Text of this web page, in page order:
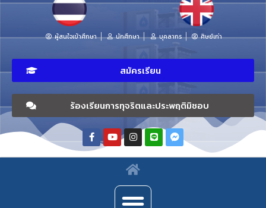
ผู้สนใจเข้าศึกษา นักศึกษา บุคลากร ศิษย์เก่า
สมัครเรียน
ร้องเรียนการทุจริตและประพฤติมิชอบ